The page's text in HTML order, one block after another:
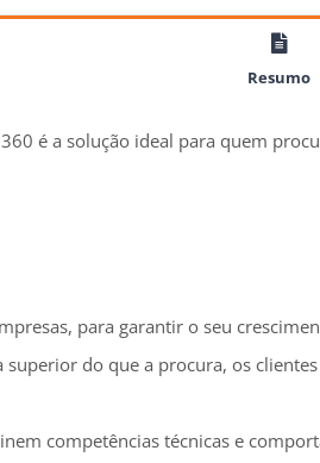
Resumo
é a solução ideal para quem
para garantir o seu
do que a procura, os
competências técnicas e